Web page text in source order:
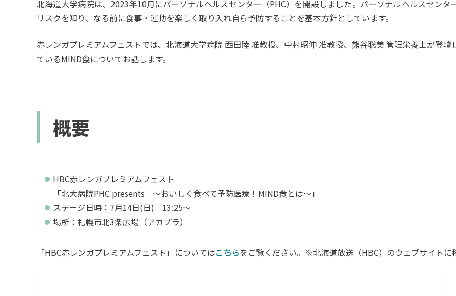
北海道大学病院は、2023年10月にパーソナルヘルスセンター（PHC）を開設しました。パーソナルヘルスセン
リスクを知り、なる前に食事・運動を楽しく取り入れ自ら予防することを基本方針としています。
赤レンガプレミアムフェストでは、北海道大学病院 西田睦 准教授、中村昭伸 准教授、熊谷聡美 管理栄養士が登
ているMIND食についてお話します。
概要
HBC赤レンガプレミアムフェスト
「北大病院PHC presents ～おいしく食べて予防医療！MIND食とは～」
ステージ日時：7月14日(日) 13:25～
場所：札幌市北3条広場（アカプラ）
「HBC赤レンガプレミアムフェスト」についてはこちらをご覧ください。※北海道放送（HBC）のウェブサイトに